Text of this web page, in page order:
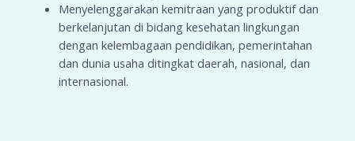
Menyelenggarakan kemitraan yang produktif dan
berkelanjutan di bidang kesehatan lingkungan
dengan kelembagaan pendidikan, pemerintahan
dan dunia usaha ditingkat daerah, nasional, dan
internasional.